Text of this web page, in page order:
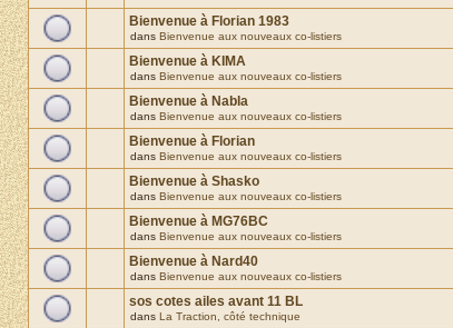
Bienvenue à Florian 1983
dans Bienvenue aux nouveaux co-listiers
Bienvenue à KIMA
dans Bienvenue aux nouveaux co-listiers
Bienvenue à Nabla
dans Bienvenue aux nouveaux co-listiers
Bienvenue à Florian
dans Bienvenue aux nouveaux co-listiers
Bienvenue à Shasko
dans Bienvenue aux nouveaux co-listiers
Bienvenue à MG76BC
dans Bienvenue aux nouveaux co-listiers
Bienvenue à Nard40
dans Bienvenue aux nouveaux co-listiers
sos cotes ailes avant 11 BL
dans La Traction, côté technique